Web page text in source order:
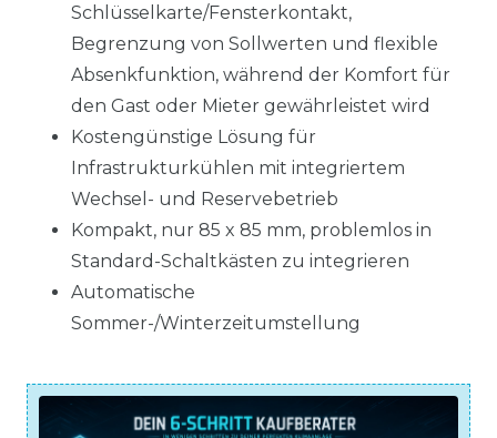
Schlüsselkarte/Fensterkontakt,
Begrenzung von Sollwerten und flexible
Absenkfunktion, während der Komfort für
den Gast oder Mieter gewährleistet wird
Kostengünstige Lösung für
Infrastrukturkühlen mit integriertem
Wechsel- und Reservebetrieb
Kompakt, nur 85 x 85 mm, problemlos in
Standard-Schaltkästen zu integrieren
Automatische
Sommer-/Winterzeitumstellung